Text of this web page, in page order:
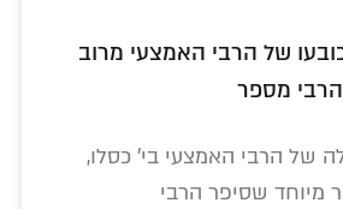
של הרבי האמצעי מרוב
הרבי מספר
של הרבי האמצעי בי' כסלו,
מיוחד שסיפר הרבי